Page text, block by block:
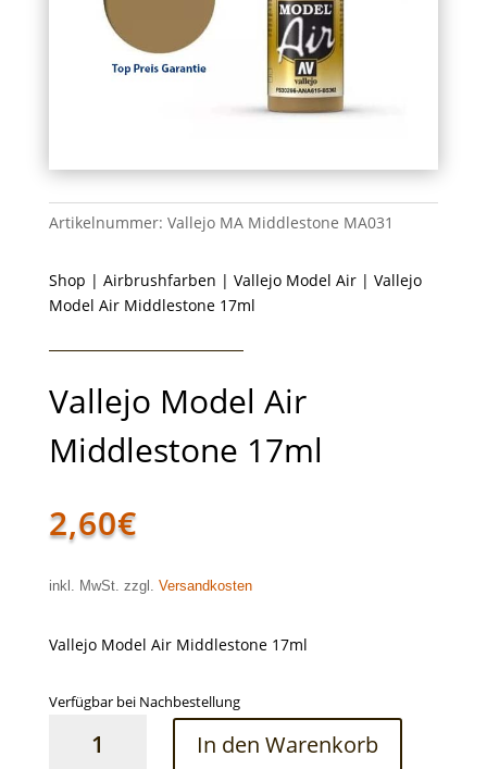
Artikelnummer: Vallejo MA Middlestone MA031
Shop | Airbrushfarben | Vallejo Model Air| Vallejo
Model Air Middlestone 17ml
Vallejo Model Air
Middlestone 17ml
2,60€
inkl. MwSt. zzgl. Versandkosten
Vallejo Model Air Middlestone 17ml
Verfügbar bei Nachbestellung
In den Warenkorb